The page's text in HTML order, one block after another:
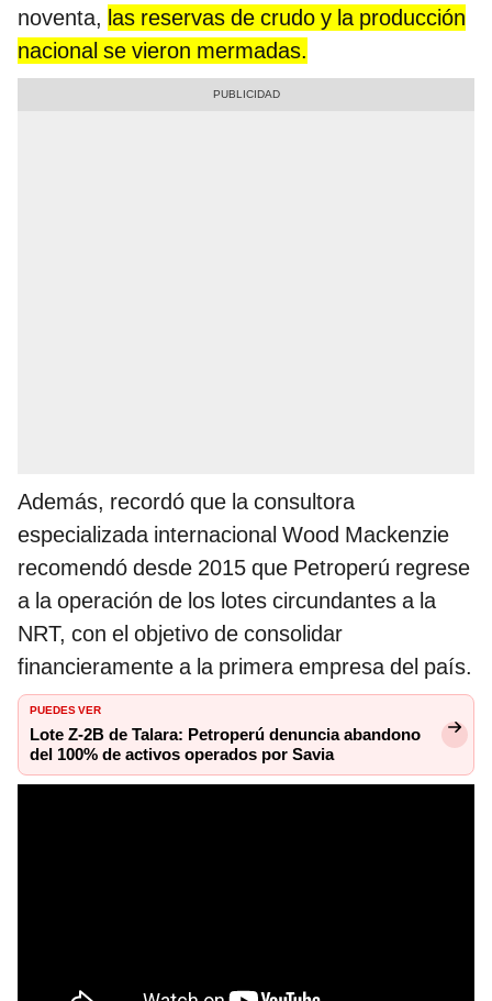
noventa, las reservas de crudo y la producción
nacional se vieron mermadas.
Además, recordó que la consultora
especializada internacional Wood Mackenzie
recomendó desde 2015 que Petroperú regrese
a la operación de los lotes circundantes a la
NRT, con el objetivo de consolidar
financieramente a la primera empresa del país.
PUEDES VER
Lote Z-2B de Talara: Petroperú denuncia abandono
del 100% de activos operados por Savia